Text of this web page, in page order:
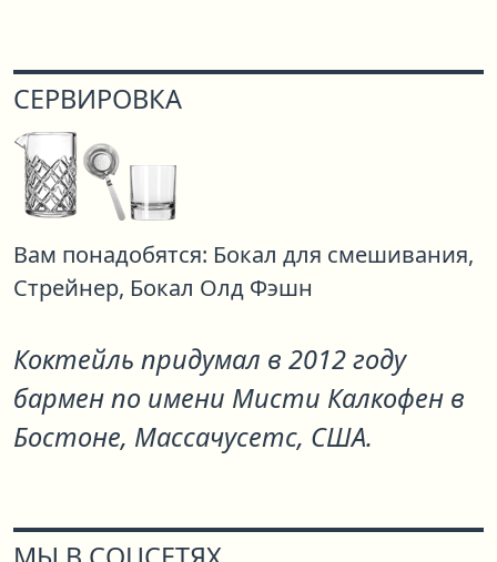
СЕРВИРОВКА
Вам понадобятся: Бокал для смешивания,
Стрейнер, Бокал Олд Фэшн
Коктейль придумал в 2012 году
бармен по имени Мисти Калкофен в
Бостоне, Массачусетс, США.